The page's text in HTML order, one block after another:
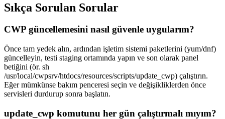
Sıkça Sorulan Sorular
CWP güncellemesini nasıl güvenle uygularım?
Önce tam yedek alın, ardından işletim sistemi paketlerini (yum/dnf)
güncelleyin, testi staging ortamında yapın ve son olarak panel
betiğini (ör. sh
/usr/local/cwpsrv/htdocs/resources/scripts/update_cwp) çalıştırın.
Eğer mümkünse bakım penceresi seçin ve değişikliklerden önce
servisleri durdurup sonra başlatın.
update_cwp komutunu her gün çalıştırmalı mıyım?